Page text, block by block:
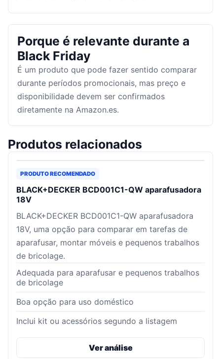
Porque é relevante durante a
Black Friday
É um produto que pode fazer sentido comparar
durante períodos promocionais, mas preço e
disponibilidade devem ser confirmados
diretamente na Amazon.es.
Produtos relacionados
PRODUTO RECOMENDADO
BLACK+DECKER BCD001C1-QW aparafusadora
18V
BLACK+DECKER BCD001C1-QW aparafusadora
18V, uma opção para comparar em tarefas de
aparafusar, montar móveis e pequenos trabalhos
de bricolage.
Adequada para aparafusar e pequenos trabalhos
de bricolage
Boa opção para uso doméstico
Inclui kit ou acessórios segundo a listagem
Ver análise